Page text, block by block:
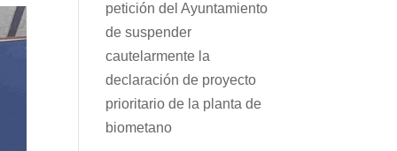
petición del Ayuntamiento
de suspender
cautelarmente la
declaración de proyecto
prioritario de la planta de
biometano